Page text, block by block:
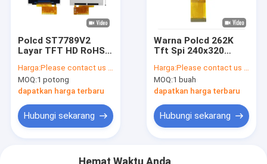
Polcd ST7789V2
Layar TFT HD RoHS
Kawat 2 Baris
Harga:Please contact us for latest price
MOQ:1 potong
dapatkan harga terbaru
Hubungi sekarang
Warna Polcd 262K
Tft Spi 240x320
Tampilan Lcd Waktu
Respons 35
Harga:Please contact us for latest price
MOQ:1 buah
dapatkan harga terbaru
Hubungi sekarang
Hemat Waktu Anda